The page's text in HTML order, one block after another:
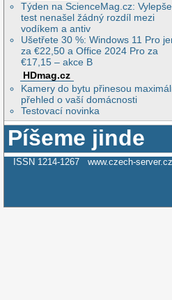
Týden na ScienceMag.cz:
test nenašel žádný rozdíl mezi
vodíkem a antiv
Ušetřete 30 %: Windows 11 Pro
za €22,50 a Office 2024 Pro za
€17,15 – akce B
HDmag.cz
Kamery do bytu přinesou
přehled o vaší domácnosti
Testovací novinka
Píšeme jinde
ISSN 1214-1267 www.czech-server.cz